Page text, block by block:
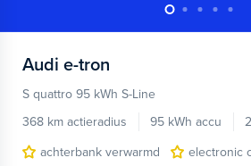
Audi e-tron
S quattro 95 kWh S-Line
368 km actieradius
95 kWh accu
achterbank verwarmd
electronic